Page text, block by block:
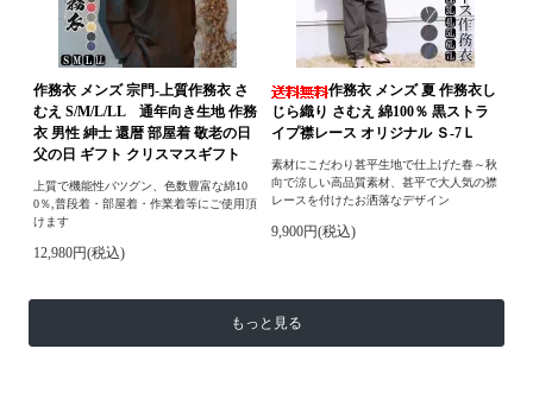
作務衣 メンズ 宗門-上質作務衣 さ
むえ S/M/L/LL 通年向き生地 作務
衣 男性 紳士 還暦 部屋着 敬老の日
父の日 ギフト クリスマスギフト
上質で機能性バツグン、色数豊富な綿10
0％,普段着・部屋着・作業着等にご使用頂
けます
12,980円(税込)
作務衣 メンズ 夏 作務衣し
じら織り さむえ 綿100％ 黒ストラ
イプ襟レース オリジナル Ｓ-7Ｌ
素材にこだわり甚平生地で仕上げた春～秋
向で涼しい高品質素材、甚平で大人気の襟
レースを付けたお洒落なデザイン
9,900円(税込)
もっと見る